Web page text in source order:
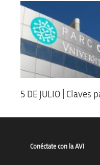
5 DE JULIO | Claves
Conéctate con la AVI